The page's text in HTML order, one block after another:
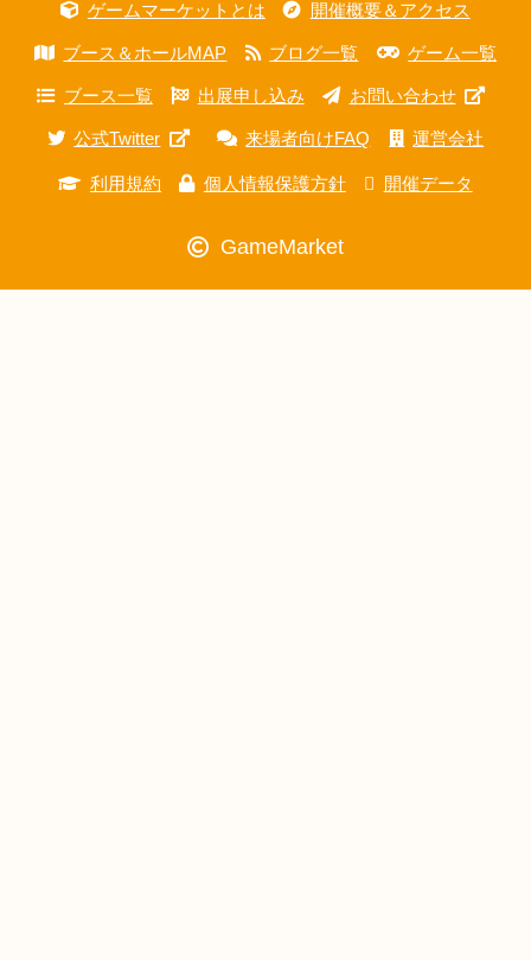
ゲームマーケットとは 開催概要＆アクセス
ブース＆ホールMAP ブログ一覧 ゲーム一覧
ブース一覧 出展申し込み お問い合わせ
公式Twitter 来場者向けFAQ 運営会社
利用規約 個人情報保護方針 開催データ
GameMarket